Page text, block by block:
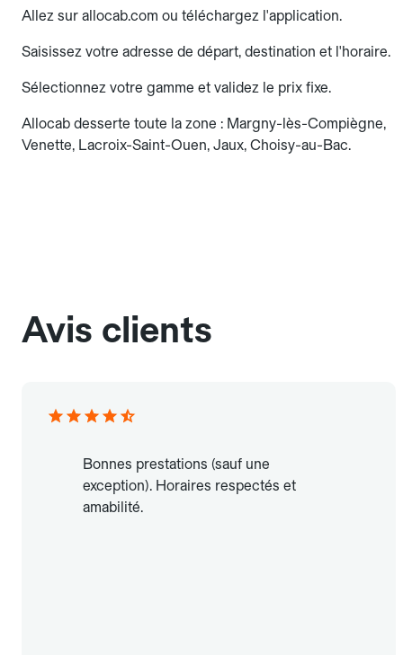
Allez sur allocab.com ou téléchargez l'application.
Saisissez votre adresse de départ, destination et l'horaire.
Sélectionnez votre gamme et validez le prix fixe.
Allocab desserte toute la zone : Margny-lès-Compiègne,
Venette, Lacroix-Saint-Ouen, Jaux, Choisy-au-Bac.
Avis clients
Bonnes prestations (sauf une
exception). Horaires respectés et
amabilité.